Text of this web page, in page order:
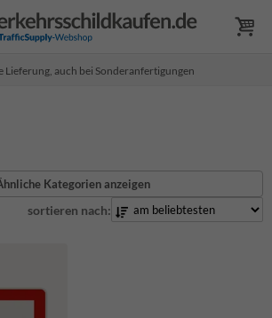
Lieferung, auch bei Sonderanfertigungen
Kategorien anzeigen
sortieren nach: